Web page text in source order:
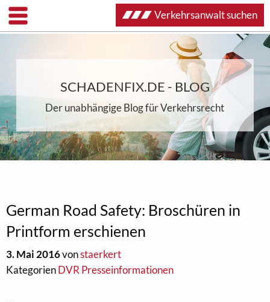
SCHADENFIX.DE - BLOG
Der unabhängige Blog für Verkehrsrecht
German Road Safety: Broschüren in
Printform erschienen
3. Mai 2016vonstaerkert
KategorienDVR Presseinformationen
Verkehrsanwalt suchen